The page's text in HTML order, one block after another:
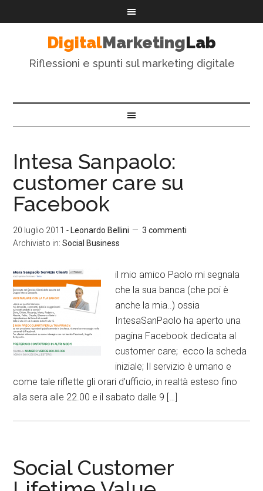
DigitalMarketingLab
Riflessioni e spunti sul marketing digitale
Intesa Sanpaolo:
customer care su
Facebook
20 luglio 2011 - Leonardo Bellini
3 commenti
Archiviato in:Social Business
il mio amico Paolo mi segnala
che la sua banca (che poi è
anche la mia..) ossia
IntesaSanPaolo ha aperto una
pagina Facebook dedicata al
customer care; ecco la scheda
iniziale; Il servizio è umano e
come tale riflette gli orari d’ufficio, in realtà esteso fino
alla sera alle 22.00 e il sabato dalle 9 […]
Social Customer